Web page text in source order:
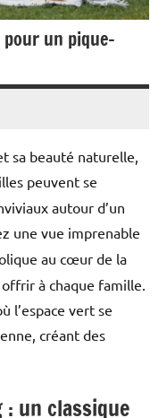
pour un pique-
sa beauté naturelle,
peuvent se
autour d’un
une vue imprenable
au cœur de la
à chaque famille.
l’espace vert se
créant des
: un classique